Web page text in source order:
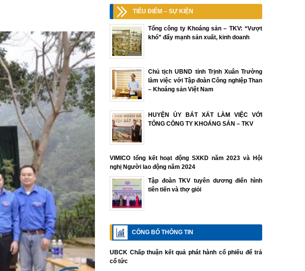
TIÊU ĐIỂM – SỰ KIỆN
Tổng công ty Khoáng sản – TKV: “Vượt
khó” đẩy mạnh sản xuất, kinh doanh
Chủ tịch UBND tỉnh Trịnh Xuân Trường
làm việc với Tập đoàn Công nghiệp Than
– Khoáng sản Việt Nam
HUYỆN ỦY BÁT XÁT LÀM VIỆC VỚI
TỔNG CÔNG TY KHOÁNG SẢN – TKV
VIMICO tổng kết hoạt động SXKD năm 2023 và Hội
nghị Người lao động năm 2024
Tập đoàn TKV tuyên dương điển hình
tiên tiến và thợ giỏi
CÔNG BỐ THÔNG TIN
UBCK Chấp thuận kết quả phát hành cổ phiếu để trả
cổ tức